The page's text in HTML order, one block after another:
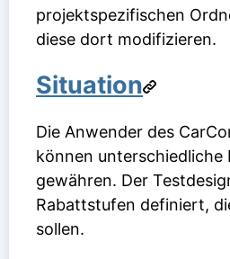
projektspezifischen
diese dort modifizieren.
Situation
Die Anwender des
können unterschiedliche
gewähren. Der
Rabattstufen definiert,
sollen.